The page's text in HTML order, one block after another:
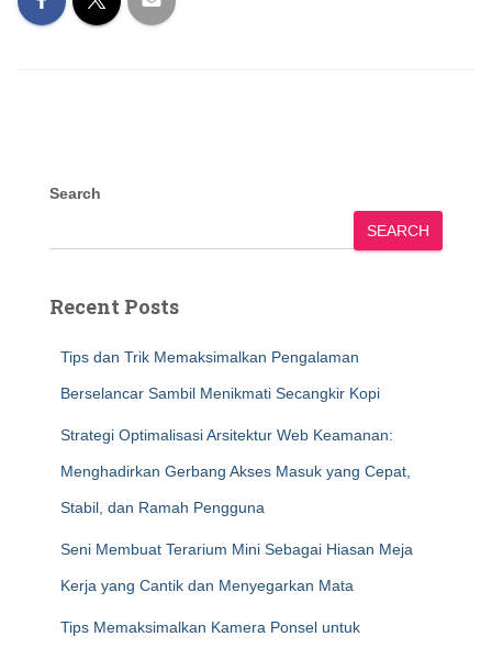
Search
SEARCH
Recent Posts
Tips dan Trik Memaksimalkan Pengalaman
Berselancar Sambil Menikmati Secangkir Kopi
Strategi Optimalisasi Arsitektur Web Keamanan:
Menghadirkan Gerbang Akses Masuk yang Cepat,
Stabil, dan Ramah Pengguna
Seni Membuat Terarium Mini Sebagai Hiasan Meja
Kerja yang Cantik dan Menyegarkan Mata
Tips Memaksimalkan Kamera Ponsel untuk